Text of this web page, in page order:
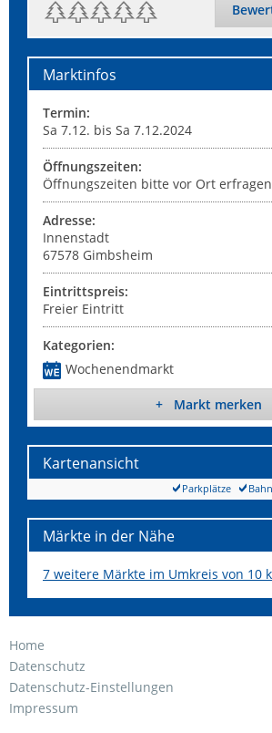
Marktinfos
Termin:
Sa 7.12. bis Sa 7.12.2024
Öffnungszeiten:
Öffnungszeiten bitte vor Ort
Adresse:
Innenstadt
67578 Gimbsheim
Eintrittspreis:
Freier Eintritt
Kategorien:
Wochenendmarkt
+ Markt merken
Kartenansicht
Parkplätze
Märkte in der Nähe
7 weitere Märkte im Umkreis von 10
Home
Datenschutz
Datenschutz-Einstellungen
Impressum